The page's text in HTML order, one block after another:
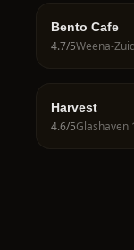
Bento Cafe
4.7/5Weena-
Harvest
4.6/5Glashaven